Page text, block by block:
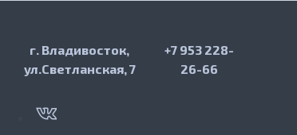
г. Владивосток,
ул.Светланская, 7
+7 953 228-
26-66